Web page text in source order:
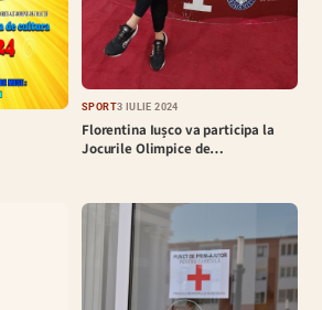
SPORT3 IULIE 2024
Florentina Iușco va participa la
Jocurile Olimpice de…